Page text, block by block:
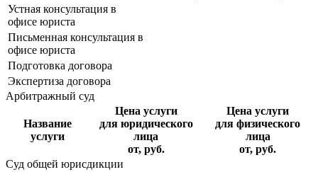
Устная консультация в
офисе юриста
Письменная консультация в
офисе юриста
Подготовка договора
Экспертиза договора
Арбитражный суд
Название
услуги
Цена услуги
для юридического
лица
от, руб.
Цена услуги
для физического
лица
от, руб.
Суд общей юрисдикции